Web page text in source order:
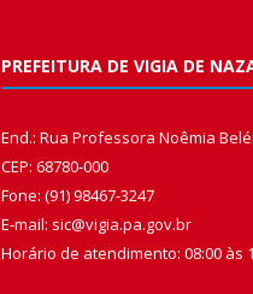
PREFEITURA DE VIGIA DE
End.: Rua Professora Noêmia
CEP: 68780-000
Fone: (91) 98467-3247
E-mail: sic@vigia.pa.gov.br
Horário de atendimento: 08:00 às